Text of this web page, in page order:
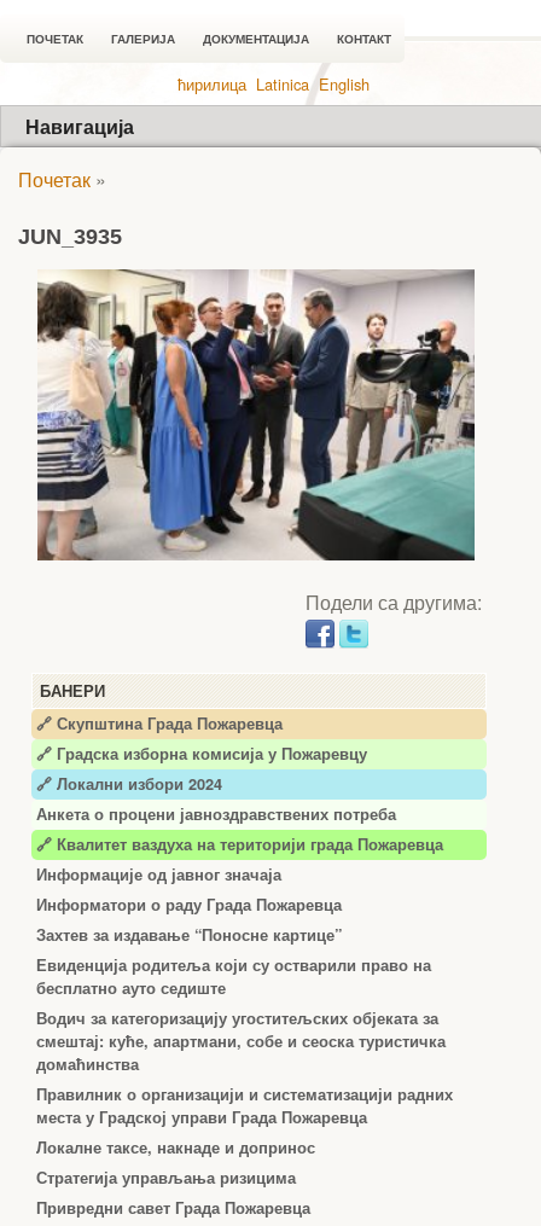
ПОЧЕТАК ГАЛЕРИЈА ДОКУМЕНТАЦИЈА КОНТАКТ
ћирилица Latinica English
Навигација
БАНЕРИ
🔗 Скупштина Града Пожаревца
🔗 Градска изборна комисија у Пожаревцу
🔗 Локални избори 2024
Анкета о процени јавноздравствених потреба
🔗 Квалитет ваздуха на територији града Пожаревца
Информације од јавног значаја
Информатори о раду Града Пожаревца
Захтев за издавање “Поносне картице”
Евиденција родитеља који су остварили право на
бесплатно ауто седиште
Водич за категоризацију угоститељских објеката за
смештај: куће, апартмани, собе и сеоска туристичка
домаћинства
Правилник о организацији и систематизацији радних
места у Градској управи Града Пожаревца
Локалне таксе, накнаде и допринос
Стратегија управљања ризицима
Привредни савет Града Пожаревца
Почетак »
JUN_3935
Подели са другима: